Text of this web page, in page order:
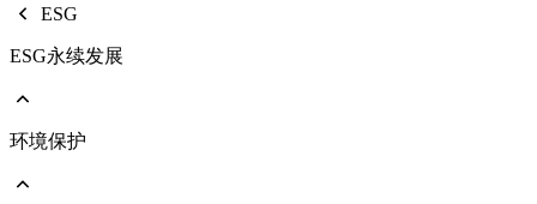
影音中心
ESG
ESG永续发展
前往 ESG永续发展
环境保护